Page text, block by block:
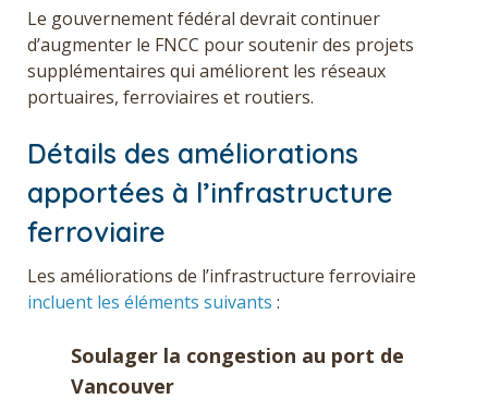
Le gouvernement fédéral devrait continuer
d’augmenter le FNCC pour soutenir des projets
supplémentaires qui améliorent les réseaux
portuaires, ferroviaires et routiers.
Détails des améliorations
apportées à l’infrastructure
ferroviaire
Les améliorations de l’infrastructure ferroviaire
incluent les éléments suivants :
Soulager la congestion au port de
Vancouver